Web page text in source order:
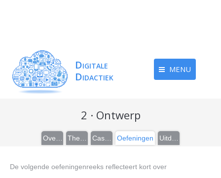
MENU
2 · Ontwerp
Oefeningen
De volgende oefeningenreeks reflecteert kort over